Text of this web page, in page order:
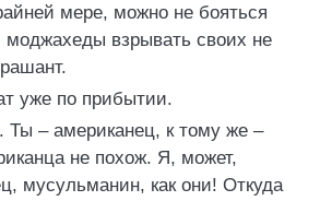
мере, можно не бояться
моджахеды взрывать своих не
уже по прибытии.
Ты – американец, к тому же –
не похож. Я, может,
мусульманин, как они! Откуда